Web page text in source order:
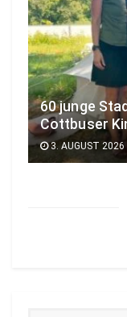
60 junge
Cottbuser
3. AUGUST 2026